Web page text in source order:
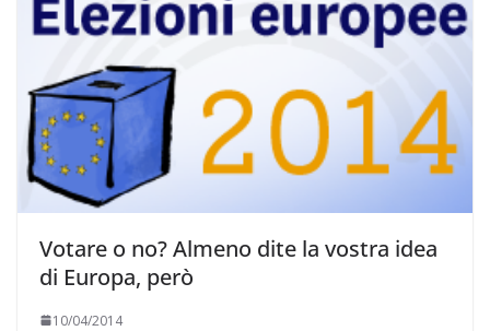
Votare o no? Almeno dite la vostra idea
di Europa, però
10/04/2014